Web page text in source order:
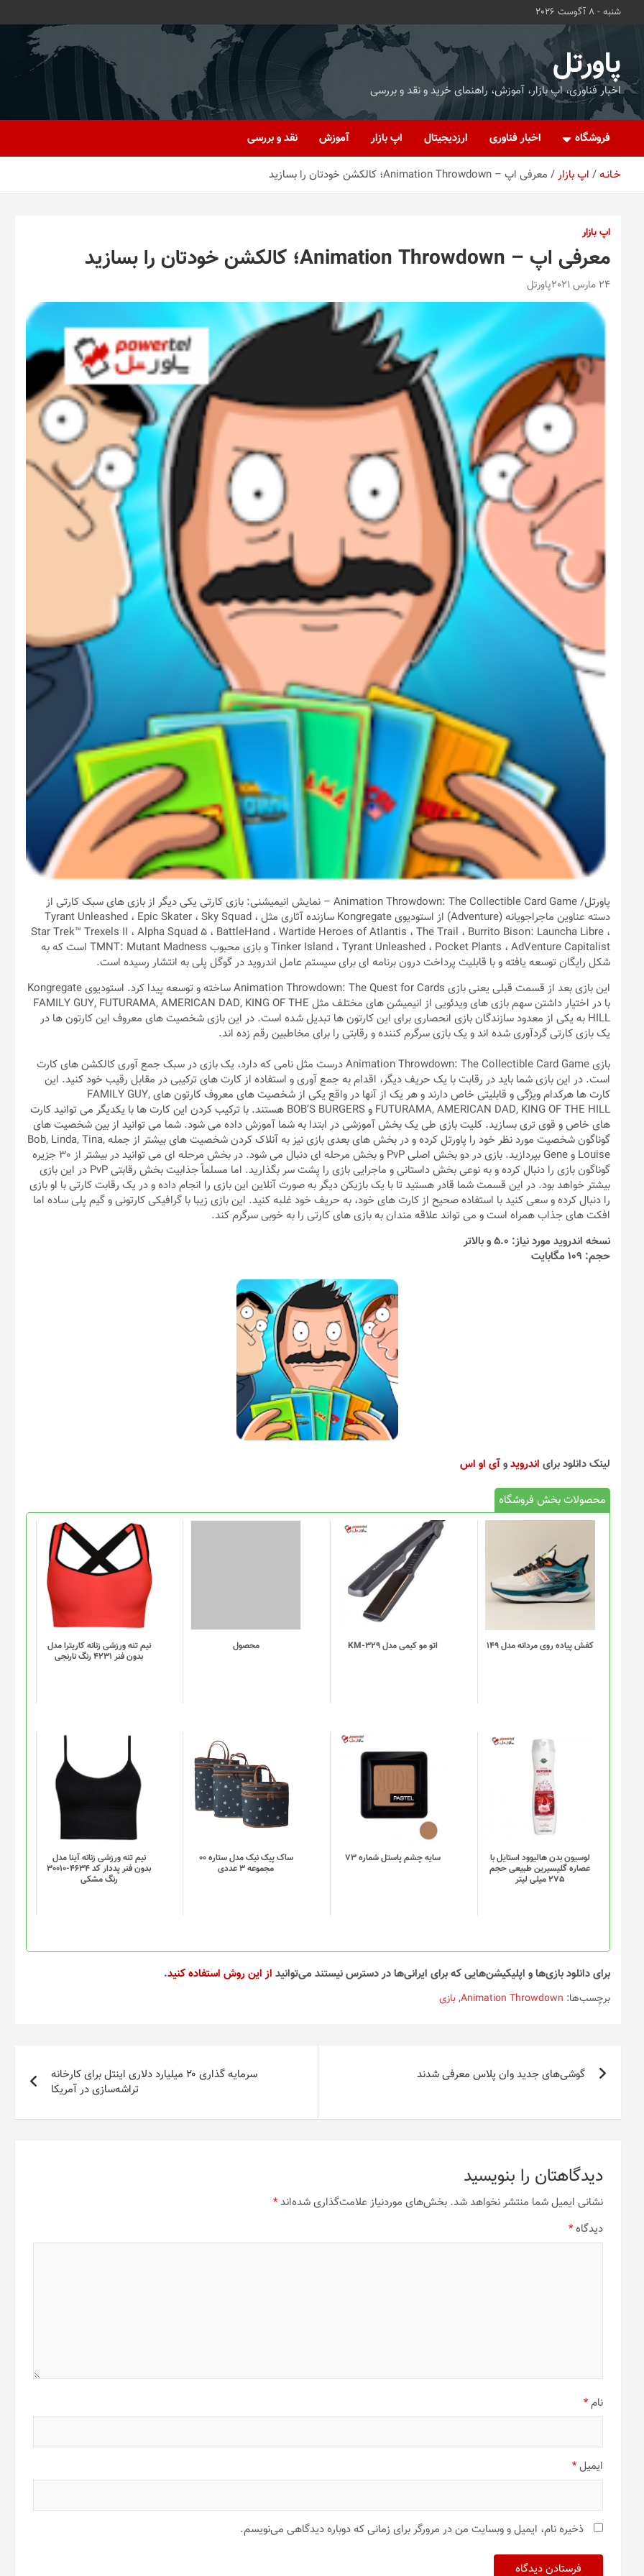
شنبه - 8 آگوست 2026
پاورتل
اخبار فناوری، اپ بازار، آموزش، راهنمای خرید و نقد و بررسی
فروشگاه اخبار فناوری ارزدیجیتال اپ بازار آموزش نقد و بررسی
خـانـه اپ بازار معرفی اپ – Animation Throwdown؛ کالکشن خودتان را بسازید
اپ بازار
معرفی اپ – Animation Throwdown؛ کالکشن خودتان را بسازید
24 مارس 2021 پاورتل
پاورتل
/ Animation Throwdown: The Collectible Card Game – نمایش انیمیشنی: بازی کارتی یکی دیگر از بازی های سبک کارتی از
دسته عناوین ماجراجویانه (Adventure) از استودیوی Kongregate سازنده آثاری مثل Tyrant Unleashed ، Epic Skater ، Sky Squad ،
Star Trek™ Trexels II ، Alpha Squad 5 ، BattleHand ، Wartide Heroes of Atlantis ، The Trail ، Burrito Bison: Launcha Libre ،
Tinker Island ، Tyrant Unleashed ، Pocket Plants ، AdVenture Capitalist و بازی محبوب TMNT: Mutant Madness است که به
شکل رایگان توسعه یافته و با قابلیت پرداخت درون برنامه ای برای سیستم عامل اندروید در گوگل پلی به انتشار رسیده است.
این بازی بعد از قسمت قبلی یعنی بازی Animation Throwdown: The Quest for Cards ساخته و توسعه پیدا کرد. استودیوی Kongregate
با در اختیار داشتن سهم بازی های ویدئویی از انیمیشن های مختلف مثل FAMILY GUY, FUTURAMA, AMERICAN DAD, KING OF THE
HILL به یکی از معدود سازندگان بازی انحصاری برای این کارتون ها تبدیل شده است. در این بازی شخصیت های معروف این کارتون ها در
یک بازی کارتی گردآوری شده اند و یک بازی سرگرم کننده و رقابتی را برای مخاطبین رقم زده اند.
بازی Animation Throwdown: The Collectible Card Game درست مثل نامی که دارد، یک بازی در سبک جمع آوری کالکشن های کارت
است. در این بازی شما باید در رقابت با یک حریف دیگر، اقدام به جمع آوری و استفاده از کارت های ترکیبی در مقابل رقیب خود کنید. این
کارت ها هرکدام ویژگی و قابلیتی خاص دارند و هر یک از آنها در واقع یکی از شخصیت های معروف کارتون های FAMILY GUY,
FUTURAMA, AMERICAN DAD, KING OF THE HILL و BOB’S BURGERS هستند. با ترکیب کردن این کارت ها با یکدیگر می توانید کارت
های خاص و قوی تری بسازید. کلیت بازی طی یک بخش آموزشی در ابتدا به شما آموزش داده می شود. شما می توانید از بین شخصیت های
گوناگون شخصیت مورد نظر خود را پاورتل کرده و در بخش های بعدی بازی نیز به آنلاک کردن شخصیت های بیشتر از جمله Bob, Linda, Tina,
Louise و Gene بپردازید. بازی در دو بخش اصلی PvP و بخش مرحله ای دنبال می شود. در بخش مرحله ای می توانید در بیشتر از 30 جزیره
گوناگون بازی را دنبال کرده و به نوعی بخش داستانی و ماجرایی بازی را پشت سر بگذارید. اما مسلماً جذابیت بخش رقابتی PvP در این بازی
بیشتر خواهد بود. در این قسمت شما قادر هستید تا با یک بازیکن دیگر به صورت آنلاین این بازی را انجام داده و در یک رقابت کارتی با او بازی
را دنبال کرده و سعی کنید با استفاده صحیح از کارت های خود، به حریف خود غلبه کنید. این بازی زیبا با گرافیکی کارتونی و گیم پلی ساده اما
افکت های جذاب همراه است و می تواند علاقه مندان به بازی های کارتی را به خوبی سرگرم کند.
نسخه اندروید مورد نیاز: 5.0 و بالاتر
حجم: 109 مگابایت
لینک دانلود برای اندرویدوآی او اس
محصولات بخش فروشگاه
کفش پیاده روی مردانه مدل 149
محصول
دارای
انواع
مختلفی
باشد.
گزینه
محصول
انتخاب
شوند
اتو مو کیمی مدل KM-329 محصول
نیم تنه ورزشی زنانه کاریترا مدل
بدون فنر 4231 رنگ نارنجی
این
محصول
دارای
مختلفی
باشد.
گزینه
ها
محصول
انتخاب
شوند
لوسیون بدن هالیوود استایل با
عصاره گلیسیرین طبیعی حجم
275 میلی لیتر
سایه چشم پاستل شماره 73
ساک پیک نیک مدل ستاره 00
مجموعه 3 عددی
این
محصول
دارای
انواع
مختلفی
گزینه
ها
محصول
انتخاب
شوند
نیم تنه ورزشی زنانه آینا مدل
بدون فنر پددار کد 4634-30010
رنگ مشکی
محصول
دارای
باشد.
گزینه
ها
ممکن
محصول
برای دانلود بازی‌ها و اپلیکیشن‌هایی که برای ایرانی‌ها در دسترس نیستند می‌توانید از این روش استفاده کنید.
برچسب‌ها: Animation Throwdown
,بازی
راهبری
نوشتهگوشی‌های جدید وان پلاس معرفی شدند
سرمایه گذاری ۲۰ میلیارد دلاری اینتل برای کارخانه
تراشه‌سازی در آمریکا
دیدگاهتان را بنویسید
نشانی ایمیل شما منتشر نخواهد شد. بخش‌های موردنیاز علامت‌گذاری شده‌اند*
دیدگاه*
نام*
ایمیل*
ذخیره نام، ایمیل و وبسایت من در مرورگر برای زمانی که دوباره دیدگاهی می‌نویسم.